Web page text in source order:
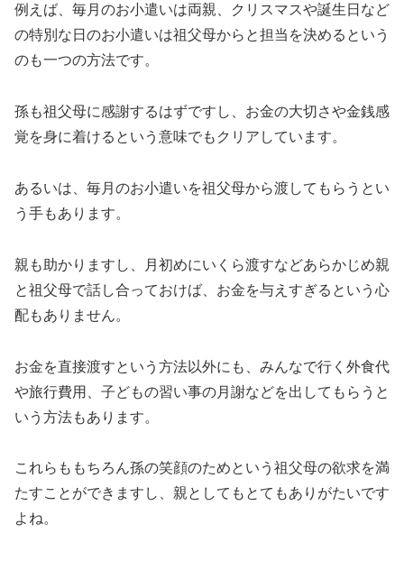
例えば、毎月のお小遣いは両親、クリスマスや誕生日など
の特別な日のお小遣いは祖父母からと担当を決める という
のも一つの方法です。
孫も祖父母に感謝するはずですし、お金の大切さや金銭感
覚を身に着けるという意味でもクリアしています。
あるいは、毎月のお小遣いを祖父母から渡してもらうとい
う手もあります。
親も助かりますし、月初めにいくら渡すなどあらかじめ親
と祖父母で話し合っておけば、お金を与えすぎるという心
配もありません。
お金を直接渡すという方法以外にも、みんなで行く 外食代
や旅行費用、子どもの習い事の月謝などを出してもらう と
いう方法もあります。
これらももちろん孫の笑顔のためという祖父母の欲求を満
たすことができますし、親としてもとてもありがたいです
よね。